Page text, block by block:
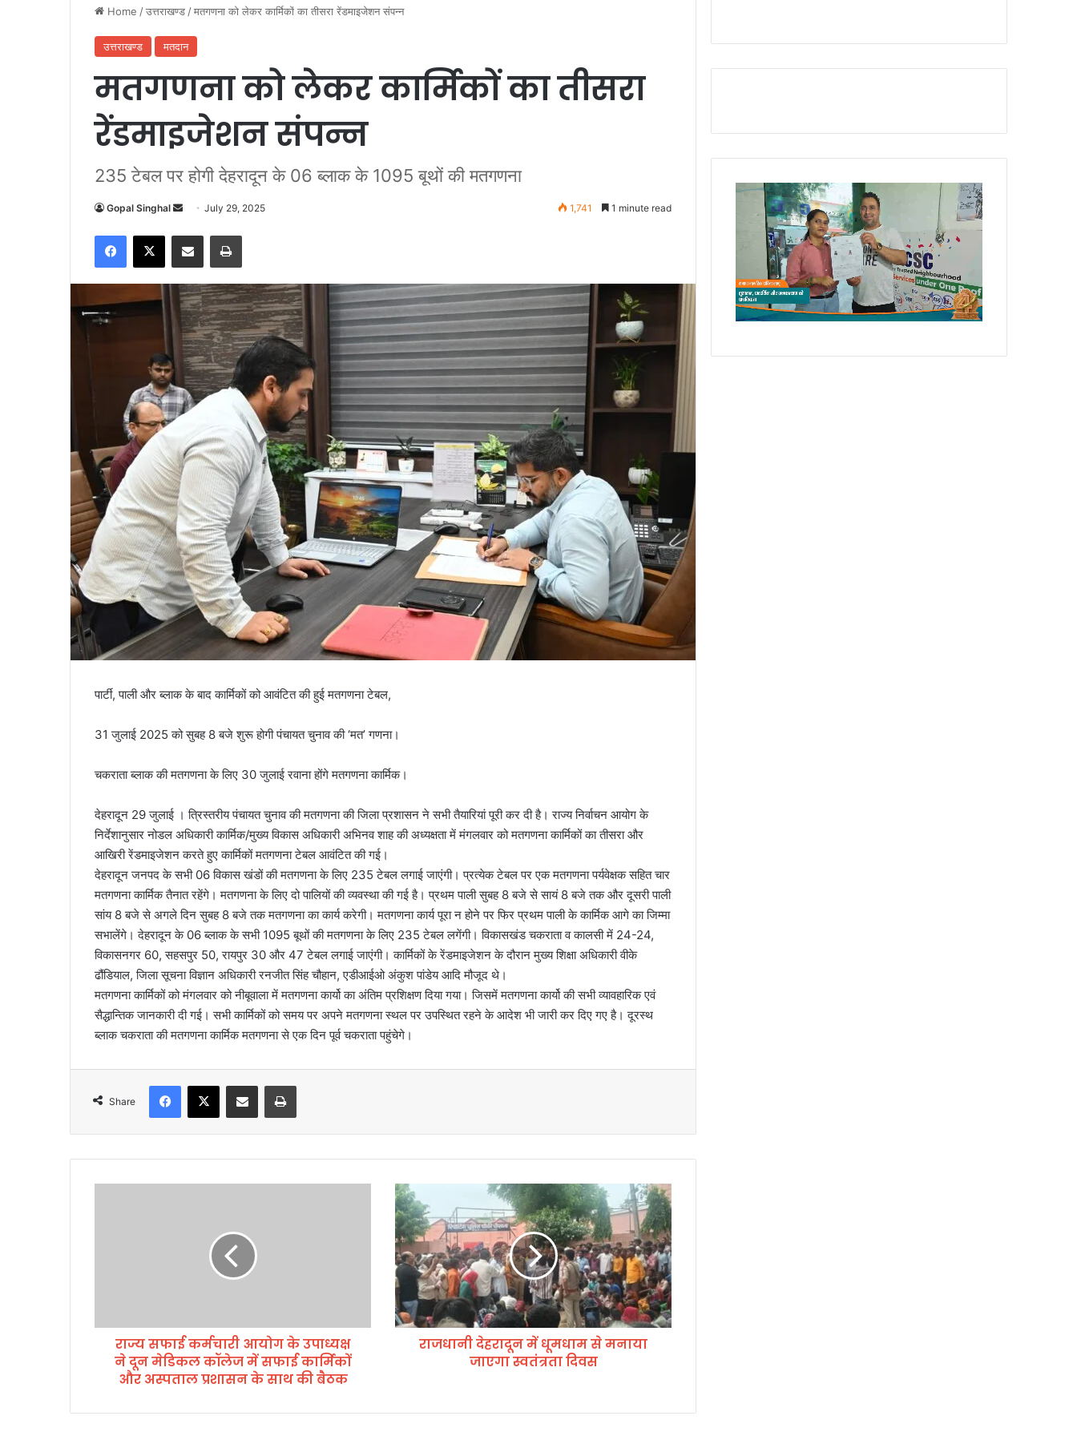
Home /उत्तराखण्ड /मतगणना को लेकर कार्मिकों का तीसरा रेंडमाइजेशन संपन्न
उत्तराखण्ड मतदान
मतगणना को लेकर कार्मिकों का तीसरा
रेंडमाइजेशन संपन्न
235 टेबल पर होगी देहरादून के 06 ब्लाक के 1095 बूथों की मतगणना
Gopal Singhal
n
d
a
n
e
m
a
l
July 29, 2025 1,741 1 minute read
पार्टी, पाली और ब्लाक के बाद कार्मिकों को आवंटित की हुई मतगणना टेबल,
31 जुलाई 2025 को सुबह 8 बजे शुरू होगी पंचायत चुनाव की ‘मत’ गणना।
चकराता ब्लाक की मतगणना के लिए 30 जुलाई रवाना होंगे मतगणना कार्मिक।
देहरादून 29 जुलाई । त्रिस्तरीय पंचायत चुनाव की मतगणना की जिला प्रशासन ने सभी तैयारियां पूरी कर दी है। राज्य निर्वाचन आयोग के
निर्देशानुसार नोडल अधिकारी कार्मिक/मुख्य विकास अधिकारी अभिनव शाह की अध्यक्षता में मंगलवार को मतगणना कार्मिकों का तीसरा और
आखिरी रेंडमाइजेशन करते हुए कार्मिकों मतगणना टेबल आवंटित की गई।
देहरादून जनपद के सभी 06 विकास खंडों की मतगणना के लिए 235 टेबल लगाई जाएंगी। प्रत्येक टेबल पर एक मतगणना पर्यवेक्षक सहित चार
मतगणना कार्मिक तैनात रहेंगे। मतगणना के लिए दो पालियों की व्यवस्था की गई है। प्रथम पाली सुबह 8 बजे से सायं 8 बजे तक और दूसरी पाली
सांय 8 बजे से अगले दिन सुबह 8 बजे तक मतगणना का कार्य करेगी। मतगणना कार्य पूरा न होने पर फिर प्रथम पाली के कार्मिक आगे का जिम्मा
सभालेंगे। देहरादून के 06 ब्लाक के सभी 1095 बूथों की मतगणना के लिए 235 टेबल लगेंगी। विकासखंड चकराता व कालसी में 24-24,
विकासनगर 60, सहसपुर 50, रायपुर 30 और 47 टेबल लगाई जाएंगी। कार्मिकों के रेंडमाइजेशन के दौरान मुख्य शिक्षा अधिकारी वीके
ढौंडियाल, जिला सूचना विज्ञान अधिकारी रनजीत सिंह चौहान, एडीआईओ अंकुश पांडेय आदि मौजूद थे।
मतगणना कार्मिकों को मंगलवार को नीबूवाला में मतगणना कार्यो का अंतिम प्रशिक्षण दिया गया। जिसमें मतगणना कार्यो की सभी व्यावहारिक एवं
सैद्धान्तिक जानकारी दी गई। सभी कार्मिकों को समय पर अपने मतगणना स्थल पर उपस्थित रहने के आदेश भी जारी कर दिए गए है। दूरस्थ
ब्लाक चकराता की मतगणना कार्मिक मतगणना से एक दिन पूर्व चकराता पहुंचेगे।
Share
री
उ
राज्य सफाई कर्मचारी आयोग के उपाध्यक्ष
ने दून मेडिकल कॉलेज में सफाई कार्मिकों
और अस्पताल प्रशासन के साथ की बैठक
रा
ज
धा
नी
दे
ह
रा
दू
न
म
राजधानी देहरादून में धूमधाम से मनाया
जाएगा स्वतंत्रता दिवस